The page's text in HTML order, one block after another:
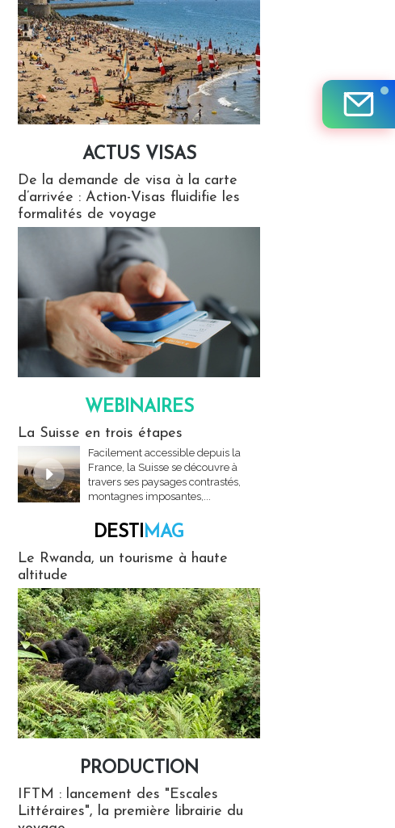
ACTUS VISAS
De la demande de visa à la carte
d’arrivée : Action-Visas fluidifie les
formalités de voyage
WEBINAIRES
La Suisse en trois étapes
Facilement accessible depuis la
France, la Suisse se découvre à
travers ses paysages contrastés,
montagnes imposantes,...
DESTIMAG
Le Rwanda, un tourisme à haute
altitude
PRODUCTION
IFTM : lancement des "Escales
Littéraires", la première librairie du